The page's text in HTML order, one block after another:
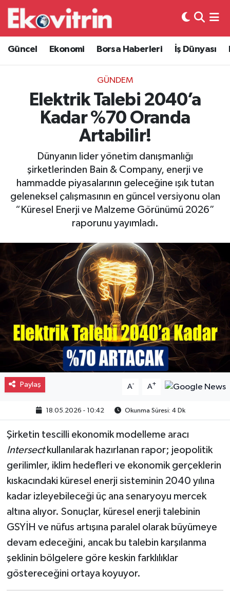
Güncel Ekonomi Borsa Haberleri İş Dünyası
GÜNDEM
Elektrik Talebi 2040’a
Kadar %70 Oranda
Artabilir!
Dünyanın lider yönetim danışmanlığı
şirketlerinden Bain & Company, enerji ve
hammadde piyasalarının geleceğine ışık tutan
geleneksel çalışmasının en güncel versiyonu olan
“Küresel Enerji ve Malzeme Görünümü 2026”
raporunu yayımladı.
Paylaş A- A+
18.05.2026 - 10:42 Okunma Süresi: 4 Dk
Şirketin tescilli ekonomik modelleme aracı
Intersectkullanılarak hazırlanan rapor; jeopolitik
gerilimler, iklim hedefleri ve ekonomik gerçeklerin
kıskacındaki küresel enerji sisteminin 2040 yılına
kadar izleyebileceği üç ana senaryoyu mercek
altına alıyor. Sonuçlar, küresel enerji talebinin
GSYİH ve nüfus artışına paralel olarak büyümeye
devam edeceğini, ancak bu talebin karşılanma
şeklinin bölgelere göre keskin farklılıklar
göstereceğini ortaya koyuyor.
Güncel
Ekonomi
Borsa Haberleri
İş Dünyası
Otovitrin
Asayiş
Gayrimenkul
Spor
Eğitim
Hava Durumu
Trafik Durumu
Süper Lig Puan Durumu ve Fikstür
Tüm Manşetler
Son Dakika Haberleri
Haber Arşivi